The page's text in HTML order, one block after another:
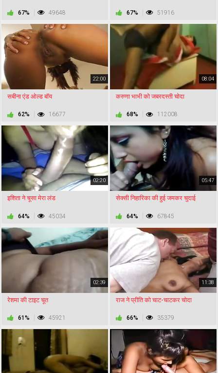
67% 49648 67% 51916
22:00
सबीना एंड ओल्ड बॉय
62% 16677
08:04
करुणा भाभी को जबरदस्ती चोदा
68% 112008
02:20
इशिता ने चूसा मेरा लंड
64% 45034
05:47
सेक्सी निहारिका की हुई जमकर चुदाई
64% 67845
02:39
रेशमा की टाइट चूत
61% 45921
11:38
राज ने प्रीति को चाट-चाटकर चोदा
66% 35379